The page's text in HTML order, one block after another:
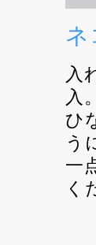
ネ
入
入。
ひ
う
一
く